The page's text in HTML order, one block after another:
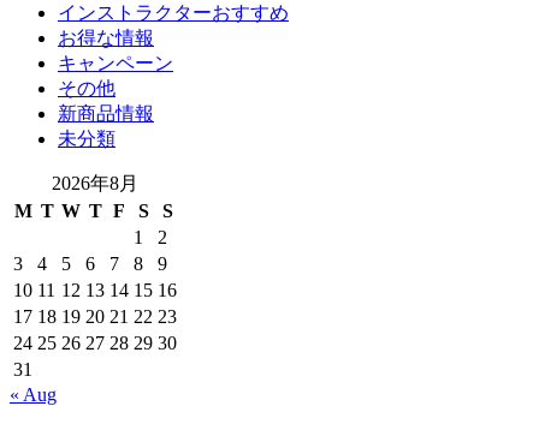
インストラクターおすすめ
お得な情報
キャンペーン
その他
新商品情報
未分類
2026年8月
M T W T F S
S
1
2
3
4 5 6 7 8
9
10 11 12 13 14 15 16
17 18 19 20 21 22 23
24 25 26 27 28 29 30
31
« Aug